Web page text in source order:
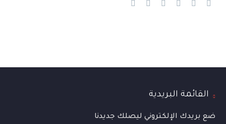
القائمة البريدية
ضع بريدك الإلكتروني ليصلك جديدنا